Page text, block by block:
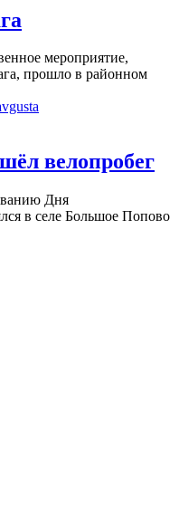
мероприятие,
прошло в районном
велопробег
Дня
в селе Большое Попово